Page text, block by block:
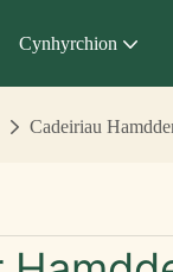
Cynhyrchion
Cadeiriau